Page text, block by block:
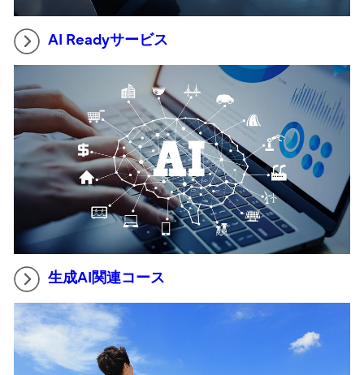
AI Readyサービス
生成AI関連コース